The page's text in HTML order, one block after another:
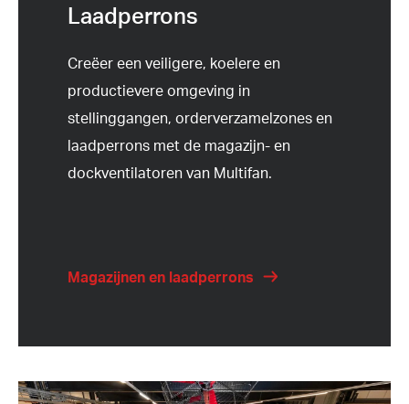
Laadperrons
Creëer een veiligere, koelere en
productievere omgeving in
stellinggangen, orderverzamelzones en
laadperrons met de magazijn- en
dockventilatoren van Multifan.
Magazijnen en laadperrons